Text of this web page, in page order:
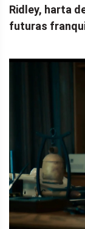
Ridley, harta
futuras